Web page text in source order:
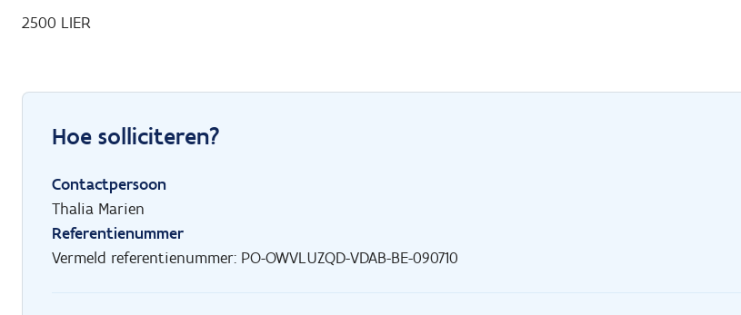
2500 LIER
Hoe solliciteren?
Contactpersoon
Thalia Marien
Referentienummer
Vermeld referentienummer: PO-OWVLUZQD-VDAB-BE-090710